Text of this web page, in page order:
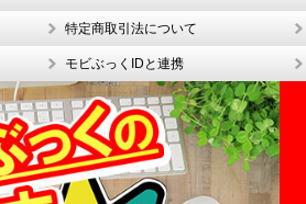
特定商取引法について
モビぶっくIDと連携